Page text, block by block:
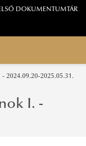
DOKUMENTUMTÁR
2024.09.20-2025.05.31.
I. -